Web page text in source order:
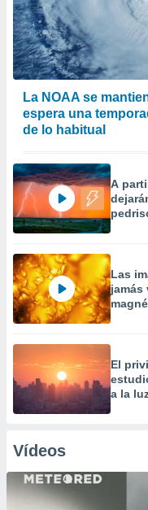
La NOAA se
espera una
de lo habitual
A
Las
jamás
El
a la
Vídeos